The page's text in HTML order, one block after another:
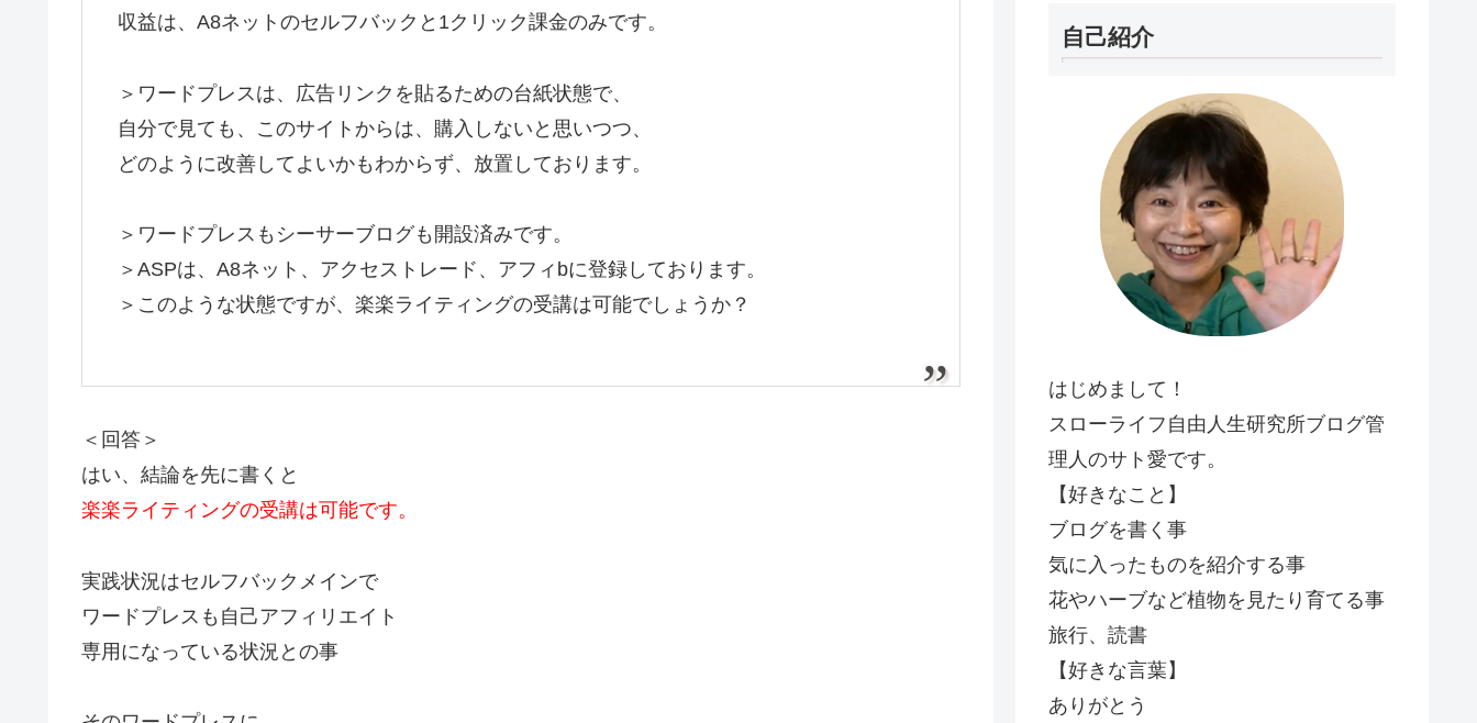
収益は、A8ネットのセルフバックと1クリック課金のみです。
＞ワードプレスは、広告リンクを貼るための台紙状態で、
自分で見ても、このサイトからは、購入しないと思いつつ、
どのように改善してよいかもわからず、放置しております。
＞ワードプレスもシーサーブログも開設済みです。
＞ASPは、A8ネット、アクセストレード、アフィbに登録しております。
＞このような状態ですが、楽楽ライティングの受講は可能でしょうか？
＜回答＞
はい、結論を先に書くと
楽楽ライティングの受講は可能です。
実践状況はセルフバックメインで
ワードプレスも自己アフィリエイト
専用になっている状況との事
自己紹介
はじめまして！
スローライフ自由人生研究所ブログ管
理人のサト愛です。
【好きなこと】
ブログを書く事
気に入ったものを紹介する事
花やハーブなど植物を見たり育てる事
旅行、読書
【好きな言葉】
ありがとう